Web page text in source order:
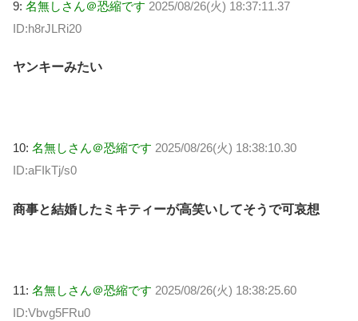
9: 名無しさん＠恐縮です 2025/08/26(火) 18:37:11.37
ID:h8rJLRi20
ヤンキーみたい
10: 名無しさん＠恐縮です 2025/08/26(火) 18:38:10.30
ID:aFIkTj/s0
商事と結婚したミキティーが高笑いしてそうで可哀想
11: 名無しさん＠恐縮です 2025/08/26(火) 18:38:25.60
ID:Vbvg5FRu0